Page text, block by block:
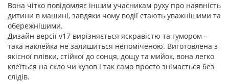
Вона чітко повідомляє іншим учасникам руху про наявність
дитини в машині, завдяки чому водії стають уважнішими та
обережнішими.
Дизайн версії v17 вирізняється яскравістю та гумором –
така наклейка не залишиться непоміченою. Виготовлена з
якісної плівки, стійкої до сонця, дощу та мийок, вона легко
клеїться на скло чи кузов і так само просто знімається без
слідів.